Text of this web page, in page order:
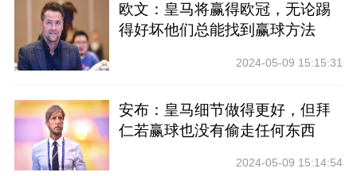
欧文：皇马将赢得欧冠，无论踢
得好坏他们总能找到赢球方法
2024-05-09 15:15:31
安布：皇马细节做得更好，但拜
仁若赢球也没有偷走任何东西
2024-05-09 15:14:54